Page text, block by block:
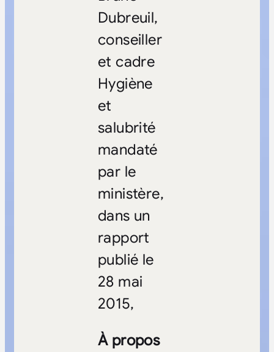
Dubreuil,
conseiller
et cadre
Hygiène
et
salubrité
mandaté
par le
ministère,
dans un
rapport
publié le
28 mai
2015,
À propos